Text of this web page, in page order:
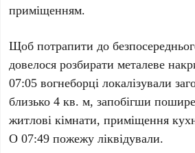
приміщенням.
Щоб потрапити до
довелося розбирати металеве
07:05 вогнеборці локалізували
близько 4 кв. м, запобігши
житлові кімнати, приміщення
О07:49 пожежу ліквідували.